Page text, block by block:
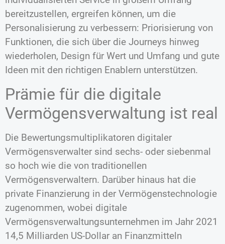
bereitzustellen, ergreifen können, um die
Personalisierung zu verbessern: Priorisierung von
Funktionen, die sich über die Journeys hinweg
wiederholen, Design für Wert und Umfang und gute
Ideen mit den richtigen Enablern unterstützen.
Prämie für die digitale
Vermögensverwaltung ist real
Die Bewertungsmultiplikatoren digitaler
Vermögensverwalter sind sechs- oder siebenmal
so hoch wie die von traditionellen
Vermögensverwaltern. Darüber hinaus hat die
private Finanzierung in der Vermögenstechnologie
zugenommen, wobei digitale
Vermögensverwaltungsunternehmen im Jahr 2021
14,5 Milliarden US-Dollar an Finanzmitteln